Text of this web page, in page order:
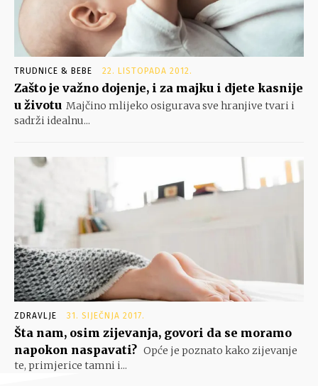
TRUDNICE & BEBE 22. LISTOPADA 2012.
Zašto je važno dojenje, i za majku i djete kasnije
u životu Majčino mlijeko osigurava sve hranjive tvari i
sadrži idealnu...
ZDRAVLJE 31. SIJEČNJA 2017.
Šta nam, osim zijevanja, govori da se moramo
napokon naspavati? Opće je poznato kako zijevanje
te, primjerice tamni i...